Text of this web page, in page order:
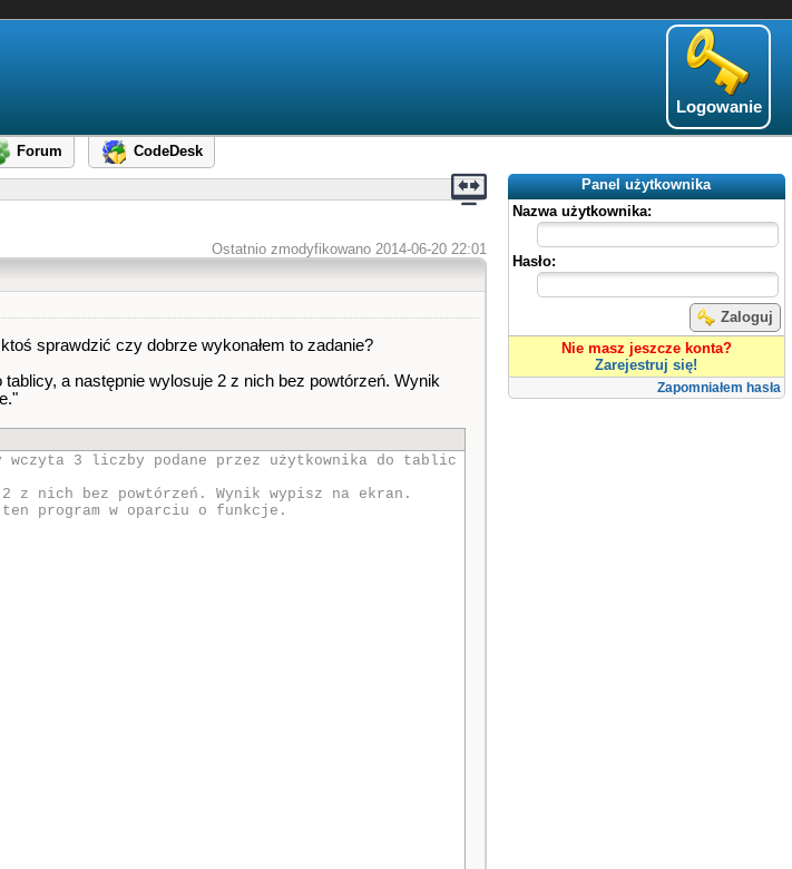
Logowanie
Forum
CodeDesk
Panel użytkownika
Nazwa użytkownika:
Hasło:
Zaloguj
Nie masz jeszcze konta?
Zarejestruj się!
Zapomniałem hasła
Ostatnio zmodyfikowano 2014-06-20 22:01
sprawdzić czy dobrze wykonałem to zadanie?
a następnie wylosuje 2 z nich bez powtórzeń. Wynik
wczyta 3 liczby podane przez użytkownika do tablic
z nich bez powtórzeń. Wynik wypisz na ekran.
program w oparciu o funkcje.